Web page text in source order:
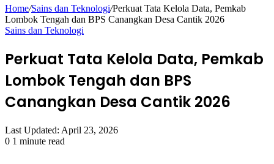
Home/Sains dan Teknologi/Perkuat Tata Kelola Data, Pemkab
Lombok Tengah dan BPS Canangkan Desa Cantik 2026
Sains dan Teknologi
Perkuat Tata Kelola Data, Pemkab
Lombok Tengah dan BPS
Canangkan Desa Cantik 2026
Last Updated: April 23, 2026
0 1 minute read